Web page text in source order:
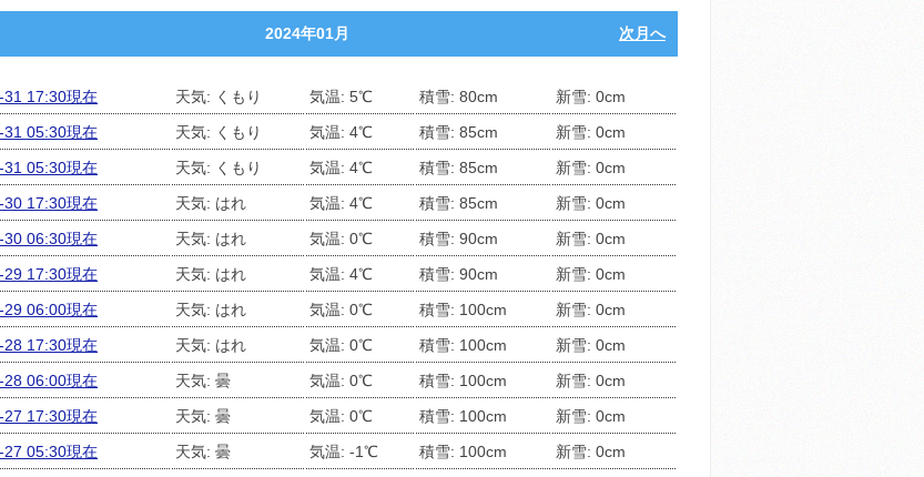
2024年01月 次月へ
31 17:30現在 天気: くもり 気温: 5℃ 積雪: 80cm
新雪: 0cm
31 05:30現在
天気: くもり 気温: 4℃ 積雪: 85cm
新雪: 0cm
31 05:30現在
天気: くもり 気温: 4℃ 積雪: 85cm
新雪: 0cm
30 17:30現在
天気: はれ 気温: 4℃ 積雪: 85cm
新雪: 0cm
30 06:30現在
天気: はれ 気温: 0℃ 積雪: 90cm
新雪: 0cm
29 17:30現在
天気: はれ 気温: 4℃ 積雪: 90cm
新雪: 0cm
29 06:00現在
天気: はれ 気温: 0℃ 積雪: 100cm
新雪: 0cm
28 17:30現在
天気: はれ 気温: 0℃ 積雪: 100cm
新雪: 0cm
28 06:00現在
天気: 曇 気温: 0℃ 積雪: 100cm
新雪: 0cm
27 17:30現在
天気: 曇 気温: 0℃ 積雪: 100cm
新雪: 0cm
27 05:30現在
天気: 曇 気温: -1℃ 積雪: 100cm
新雪: 0cm